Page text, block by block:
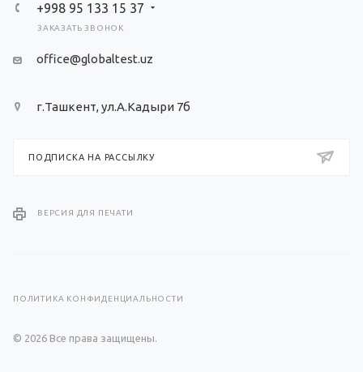
+998 95 133 15 37
ЗАКАЗАТЬ ЗВОНОК
office@globaltest.uz
г.Ташкент, ул.А.Кадыри 7б
ПОДПИСКА НА РАССЫЛКУ
ВЕРСИЯ ДЛЯ ПЕЧАТИ
ПОЛИТИКА КОНФИДЕНЦИАЛЬНОСТИ
© 2026 Все права защищены.